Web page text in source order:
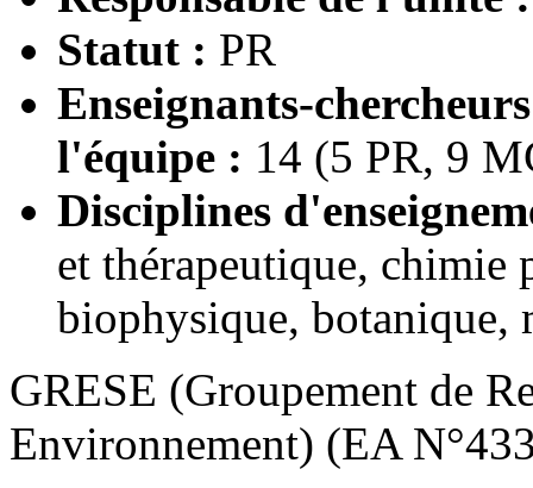
Statut : PR
Enseignants-
l'équipe : 14 (5 PR, 9
Disciplines
et thérapeutique, chimie
biophysique, botanique,
GRESE (Groupement de
Environnement) (EA